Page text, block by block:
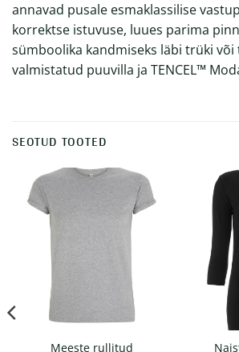
annavad pusale esmaklassilise
korrektse istuvuse, luues parima
sümboolika kandmiseks läbi trüki või
valmistatud puuvilla ja TENCEL™
SEOTUD TOOTED
Meeste rullitud